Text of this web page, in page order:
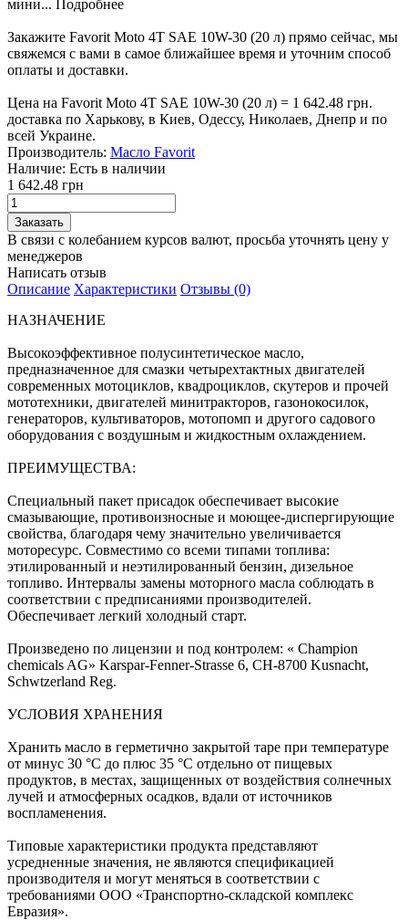
мини... Подробнее
Закажите Favorit Moto 4T SAE 10W-30 (20 л) прямо сейчас, мы
свяжемся с вами в самое ближайшее время и уточним способ
оплаты и доставки.
Цена на Favorit Moto 4T SAE 10W-30 (20 л) = 1 642.48 грн.
доставка по Харькову, в Киев, Одессу, Николаев, Днепр и по
всей Украине.
Производитель: Масло Favorit
Наличие: Есть в наличии
1 642.48 грн
В связи с колебанием курсов валют, просьба уточнять цену у
менеджеров
Написать отзыв
Описание Характеристики Отзывы (0)
НАЗНАЧЕНИЕ
Высокоэффективное полусинтетическое масло,
предназначенное для смазки четырехтактных двигателей
современных мотоциклов, квадроциклов, скутеров и прочей
мототехники, двигателей минитракторов, газонокосилок,
генераторов, культиваторов, мотопомп и другого садового
оборудования с воздушным и жидкостным охлаждением.
ПРЕИМУЩЕСТВА:
Специальный пакет присадок обеспечивает высокие
смазывающие, противоизносные и моющее-диспергирующие
свойства, благодаря чему значительно увеличивается
моторесурс. Совместимо со всеми типами топлива:
этилированный и неэтилированный бензин, дизельное
топливо. Интервалы замены моторного масла соблюдать в
соответствии с предписаниями производителей.
Обеспечивает легкий холодный старт.
Произведено по лицензии и под контролем: « Champion
chemicals AG» Karspar-Fenner-Strasse 6, CH-8700 Kusnacht,
Schwtzerland Reg.
УСЛОВИЯ ХРАНЕНИЯ
Хранить масло в герметично закрытой таре при температуре
от минус 30 °С до плюс 35 °С отдельно от пищевых
продуктов, в местах, защищенных от воздействия солнечных
лучей и атмосферных осадков, вдали от источников
воспламенения.
Типовые характеристики продукта представляют
усредненные значения, не являются спецификацией
производителя и могут меняться в соответствии с
требованиями ООО «Транспортно-складской комплекс
Евразия».